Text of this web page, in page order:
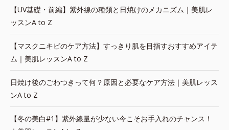
【UV基礎・前編】紫外線の種類と日焼けのメカニズム｜美肌レ
ッスンA to Z
【マスクニキビのケア方法】すっきり肌を目指すおすすめアイテ
ム｜美肌レッスンA to Z
日焼け後のごわつきって何？原因と必要なケア方法｜美肌レッス
ンA to Z
【冬の美白#1】紫外線量が少ない今こそお手入れのチャンス！